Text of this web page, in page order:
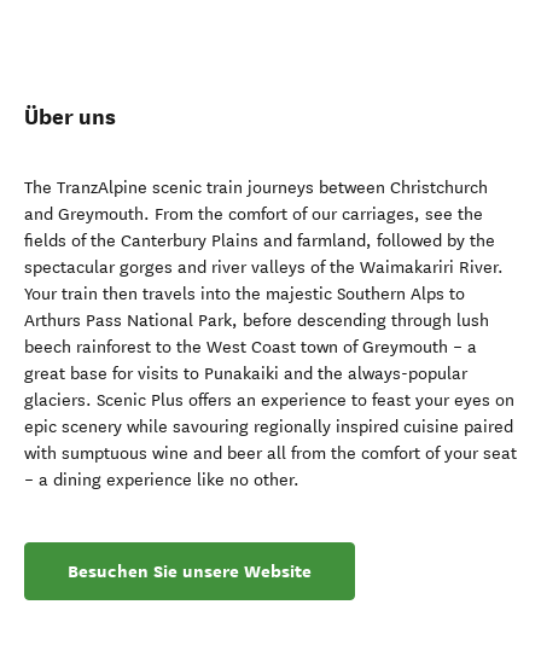
Über uns
The TranzAlpine scenic train journeys between Christchurch
and Greymouth. From the comfort of our carriages, see the
fields of the Canterbury Plains and farmland, followed by the
spectacular gorges and river valleys of the Waimakariri River.
Your train then travels into the majestic Southern Alps to
Arthurs Pass National Park, before descending through lush
beech rainforest to the West Coast town of Greymouth – a
great base for visits to Punakaiki and the always-popular
glaciers. Scenic Plus offers an experience to feast your eyes on
epic scenery while savouring regionally inspired cuisine paired
with sumptuous wine and beer all from the comfort of your seat
– a dining experience like no other.
Besuchen Sie unsere Website